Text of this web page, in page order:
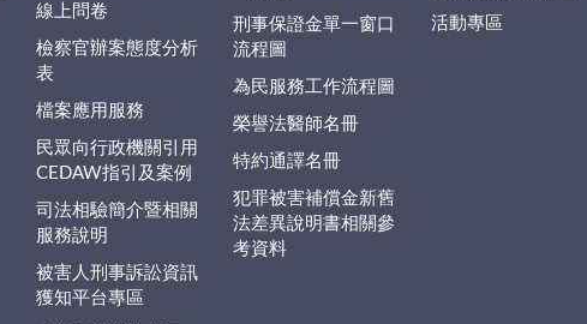
線上問卷
檢察官辦案態度分析
表
檔案應用服務
民眾向行政機關引用
CEDAW指引及案例
司法相驗簡介暨相關
服務說明
被害人刑事訴訟資訊
獲知平台專區
刑事保證金單一窗口
流程圖
為民服務工作流程圖
榮譽法醫師名冊
特約通譯名冊
犯罪被害補償金新舊
法差異說明書相關參
考資料
活動專區